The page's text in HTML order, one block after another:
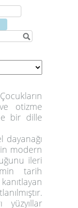
otizme
bir dille
dayanağı
modern
ileri
tarih
yüzyıllar